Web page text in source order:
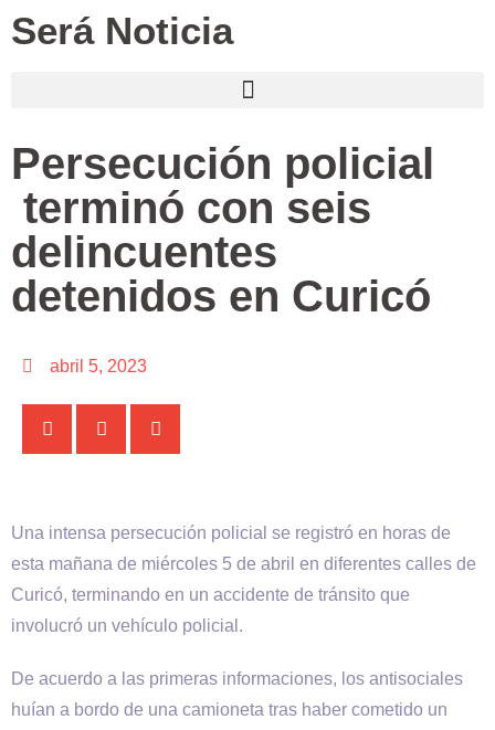
Será Noticia
Persecución policial
terminó con seis
delincuentes
detenidos en Curicó
abril 5, 2023
Una intensa persecución policial se registró en horas de
esta mañana de miércoles 5 de abril en diferentes calles de
Curicó, terminando en un accidente de tránsito que
involucró un vehículo policial.
De acuerdo a las primeras informaciones, los antisociales
huían a bordo de una camioneta tras haber cometido un